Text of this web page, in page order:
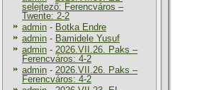
selejtező: Ferencváros –
Twente: 2-2
admin - Botka Endre
admin - Bamidele Yusuf
admin - 2026.VII.26. Paks –
Ferencváros: 4-2
admin - 2026.VII.26. Paks –
Ferencváros: 4-2